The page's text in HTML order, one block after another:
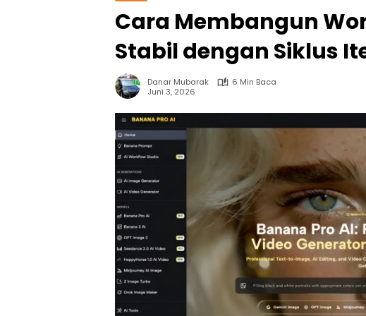
Cara Membangun
Stabil dengan Siklus
Danar Mubarak
6 Min Baca
Juni 3, 2026